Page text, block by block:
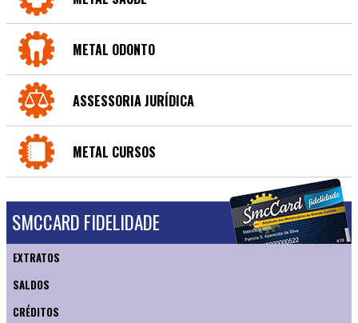
METAL ODONTO
ASSESSORIA JURÍDICA
METAL CURSOS
SMCCARD FIDELIDADE
EXTRATOS
SALDOS
CRÉDITOS